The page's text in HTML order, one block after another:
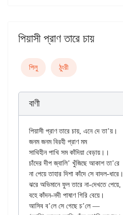
পিয়াসী প্রাণ তারে চায়
পিলু ঠুংরী
বাণী
পিয়াসী প্রাণ তারে চায়, এনে দে তা’য়।
জনম জনম বিরহী প্রাণ মম
সাথিহীন পাখি সম কাঁদিয়া বেড়ায়।।
চাঁদের দীপ জ্বালি’ খুঁজিছে আকাশ তা’রে
না পেয়ে তাহার দিশা কাঁদে সে বাদল-ধারে।
ঝরে অভিমানে ফুল তারে না-দেখতে পেয়ে,
বহে কাঁদন-নদী পাষাণ গিরি বেয়ে।
আসিব ব’লে সে গেছে চ’লে —